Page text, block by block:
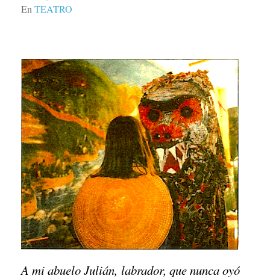
En TEATRO
A mi abuelo Julián, labrador, que nunca oyó